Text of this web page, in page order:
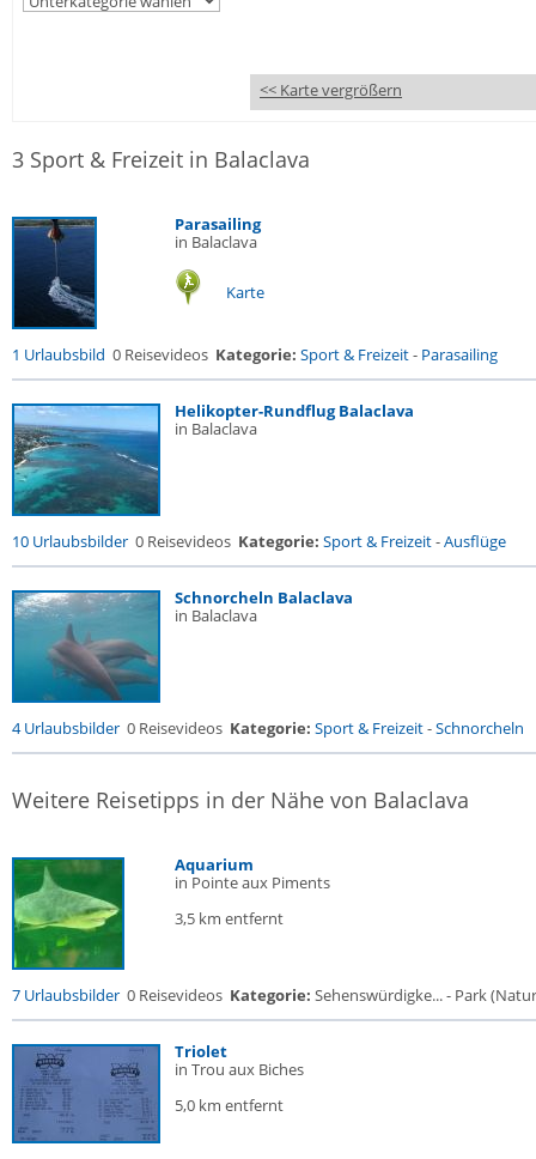
<< Karte vergrößern
3 Sport & Freizeit in Balaclava
Parasailing
in Balaclava
Karte
1 Urlaubsbild 0 Reisevideos Kategorie: Sport & Freizeit- Parasailing
Helikopter-Rundflug Balaclava
in Balaclava
10 Urlaubsbilder 0 Reisevideos Kategorie: Sport & Freizeit-Ausflüge
Schnorcheln Balaclava
in Balaclava
4 Urlaubsbilder 0 Reisevideos Kategorie: Sport & Freizeit-Schnorcheln
Weitere Reisetipps in der Nähe von Balaclava
Aquarium
in Pointe aux Piments
3,5 km entfernt
7 Urlaubsbilder 0 Reisevideos Kategorie: Sehenswürdigke... - Park
Triolet
in Trou aux Biches
5,0 km entfernt